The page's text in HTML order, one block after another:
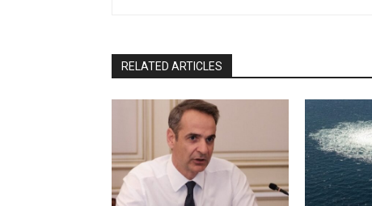
RELATED ARTICLES